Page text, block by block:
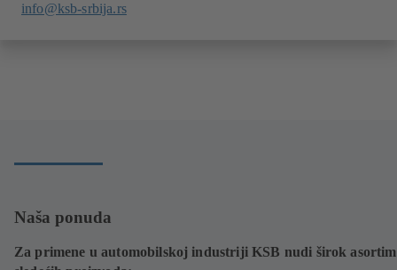
info@ksb-srbija.rs
Naša ponuda
Za primene u automobilskoj industriji KSB nudi širok